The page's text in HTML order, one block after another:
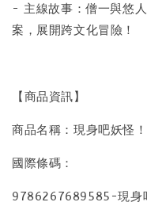
- 主線故事：僧一與悠
案，展開跨文化冒險！
【商品資訊】
商品名稱：現身吧妖怪
國際條碼：
9786267689585-現身